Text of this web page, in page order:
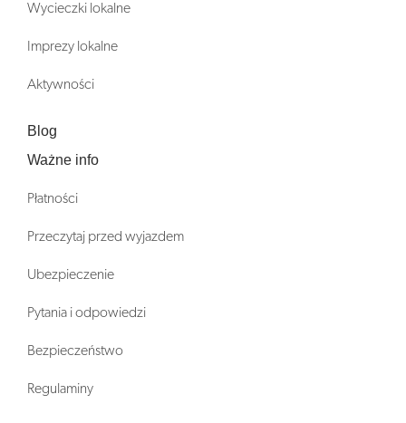
Wycieczki lokalne
Imprezy lokalne
Aktywności
Blog
Ważne info
Płatności
Przeczytaj przed wyjazdem
Ubezpieczenie
Pytania i odpowiedzi
Bezpieczeństwo
Regulaminy